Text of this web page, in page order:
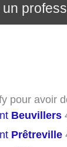
pour avoir
Beuvillers
Prêtreville